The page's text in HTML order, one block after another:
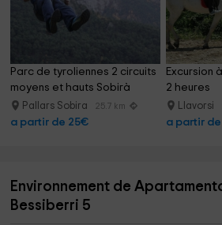
Parc de tyroliennes 2 circuits
moyens et hauts Sobirà
Pallars Sobira 25.7 km
a partir de 25€
Excursion
2 heures
Llavorsi
a partir
Environnement de
Bessiberri 5